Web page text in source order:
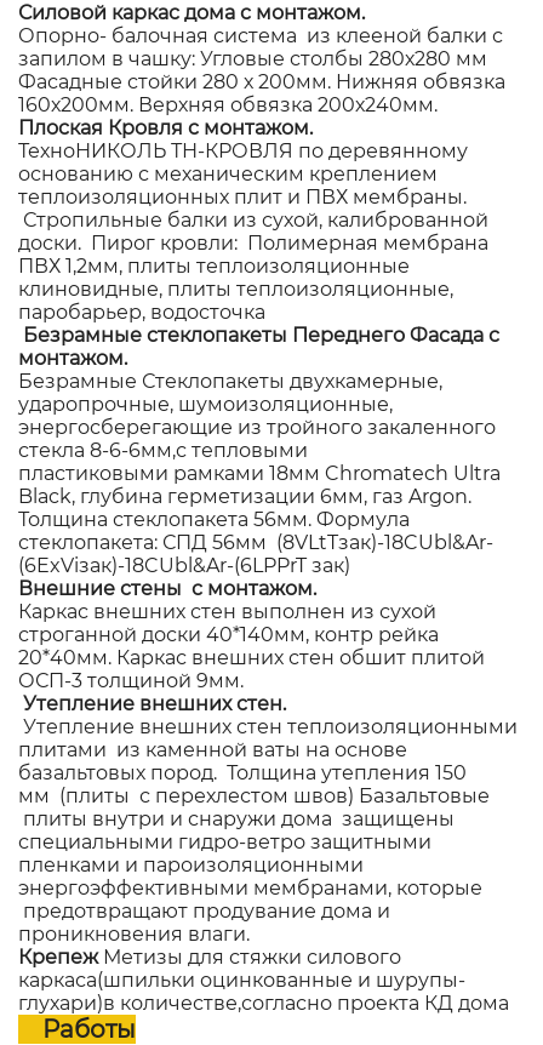
Силовой каркас дома с монтажом.
Опорно- балочная система из клееной балки с
запилом в чашку: Угловые столбы 280х280 мм
Фасадные стойки 280 х 200мм. Нижняя обвязка
160х200мм. Верхняя обвязка 200х240мм.
Плоская Кровля с монтажом.
ТехноНИКОЛЬ ТН-КРОВЛЯ по деревянному
основанию с механическим креплением
теплоизоляционных плит и ПВХ мембраны.
Стропильные балки из сухой, калиброванной
доски. Пирог кровли: Полимерная мембрана
ПВХ 1,2мм, плиты теплоизоляционные
клиновидные, плиты теплоизоляционные,
паробарьер, водосточка
Безрамные стеклопакеты Переднего Фасада с
монтажом.
Безрамные Стеклопакеты двухкамерные,
ударопрочные, шумоизоляционные,
энергосберегающие из тройного закаленного
стекла 8-6-6мм,с тепловыми
пластиковыми рамками 18мм Chromatech Ultra
Black, глубина герметизации 6мм, газ Argon.
Толщина стеклопакета 56мм. Формула
стеклопакета: СПД 56мм (8VLtTзак)-18CUbl&Ar-
(6ExViзак)-18CUbl&Ar-(6LPPrT зак)
Внешние стены с монтажом.
Каркас внешних стен выполнен из сухой
строганной доски 40*140мм, контр рейка
20*40мм. Каркас внешних стен обшит плитой
ОСП-3 толщиной 9мм.
Утепление внешних стен.
Утепление внешних стен теплоизоляционными
плитами из каменной ваты на основе
базальтовых пород. Толщина утепления 150
мм (плиты с перехлестом швов) Базальтовые
плиты внутри и снаружи дома защищены
специальными гидро-ветро защитными
пленками и пароизоляционными
энергоэффективными мембранами, которые
предотвращают продувание дома и
проникновения влаги.
Крепеж Метизы для стяжки силового
каркаса(шпильки оцинкованные и шурупы-
глухари)в количестве,согласно проекта КД дома
Работы